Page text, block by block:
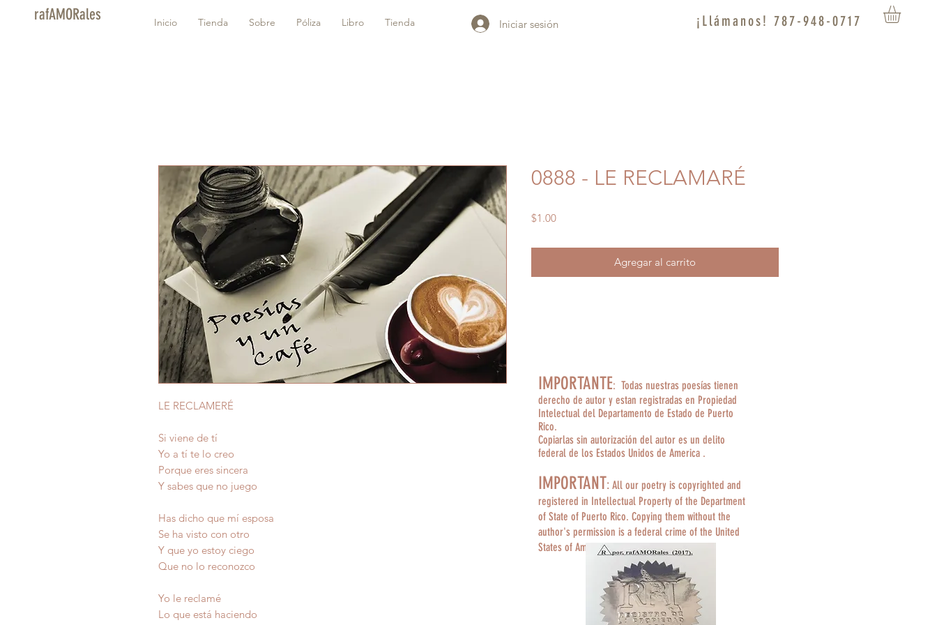
rafAMORales Inicio Tienda Sobre Póliza Libro Tienda Iniciar sesión ¡Llámanos! 787-948-0717
LE RECLAMERÉ
Si viene de tí
Yo a tí te lo creo
Porque eres sincera
Y sabes que no juego
Has dicho que mí esposa
Se ha visto con otro
Y que yo estoy ciego
Que no lo reconozco
Yo le reclamé
Lo que está haciendo
0888 - LE RECLAMARÉ
$1.00Precio
Agregar al carrito
IMPORTANTE: Todas nuestras poesías tienen
derecho de autor y estan registradas en Propiedad
Intelectual del Departamento de Estado de Puerto
Rico.
Copiarlas sin autorización del autor es un delito
federal de los Estados Unidos de America .
IMPORTANT: All our poetry is copyrighted and
registered in Intellectual Property of the Department
of State of Puerto Rico. Copying them without the
author's permission is a federal crime of the United
States of America.